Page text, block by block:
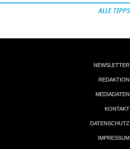
ALLE TIPPS
NEWSLETTER
REDAKTION
MEDIADATEN
KONTAKT
DATENSCHUTZ
IMPRESSUM